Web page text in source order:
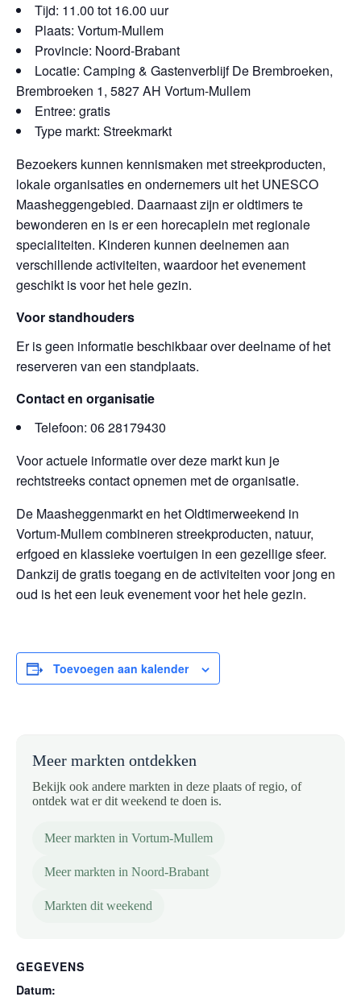
Tijd: 11.00 tot 16.00 uur
Plaats: Vortum-Mullem
Provincie: Noord-Brabant
Locatie: Camping & Gastenverblijf De Brembroeken,
Brembroeken 1, 5827 AH Vortum-Mullem
Entree: gratis
Type markt: Streekmarkt
Bezoekers kunnen kennismaken met streekproducten,
lokale organisaties en ondernemers uit het UNESCO
Maasheggengebied. Daarnaast zijn er oldtimers te
bewonderen en is er een horecaplein met regionale
specialiteiten. Kinderen kunnen deelnemen aan
verschillende activiteiten, waardoor het evenement
geschikt is voor het hele gezin.
Voor standhouders
Er is geen informatie beschikbaar over deelname of het
reserveren van een standplaats.
Contact en organisatie
Telefoon: 06 28179430
Voor actuele informatie over deze markt kun je
rechtstreeks contact opnemen met de organisatie.
De Maasheggenmarkt en het Oldtimerweekend in
Vortum-Mullem combineren streekproducten, natuur,
erfgoed en klassieke voertuigen in een gezellige sfeer.
Dankzij de gratis toegang en de activiteiten voor jong en
oud is het een leuk evenement voor het hele gezin.
Toevoegen aan kalender
Meer markten ontdekken
Bekijk ook andere markten in deze plaats of regio, of
ontdek wat er dit weekend te doen is.
Meer markten in Vortum-Mullem
Meer markten in Noord-Brabant
Markten dit weekend
GEGEVENS
Datum: